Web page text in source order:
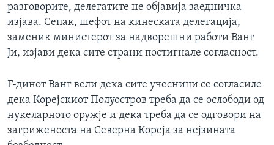
разговорите, делегатите не објавија заедничка
изјава. Сепак, шефот на кинеската делегација,
заменик министерот за надворешни работи Ванг
Ји, изјави дека сите страни постигнале согласност.
Г-динот Ванг вели дека сите учесници се согласиле
дека Корејскиот Полуостров треба да се ослободи од
нукеларното оружје и дека треба да се одговори на
загриженоста на Северна Кореја за нејзината